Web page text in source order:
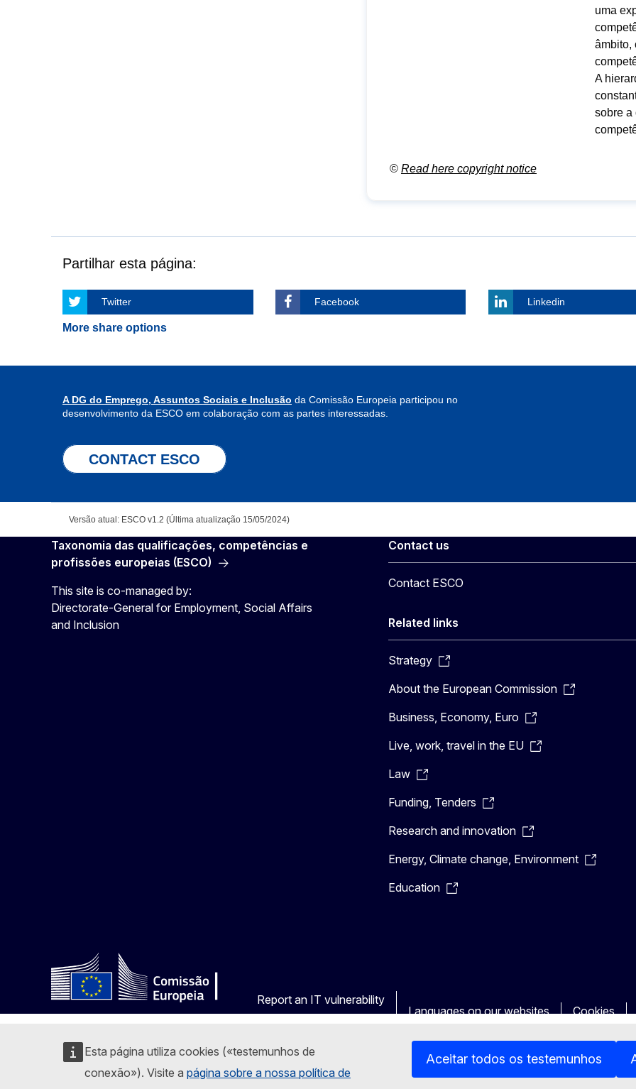
Esta página utiliza cookies («testemunhos de
conexão»). Visite a página sobre a nossa política de
Aceitar todos os testemunhos
uma
âmbito,
A
sobre a
© Read here copyright notice
Partilhar esta página:
Twitter Facebook Linkedin
More share options
A DG do Emprego, Assuntos Sociais e Inclusão da Comissão Europeia participou no
desenvolvimento da ESCO em colaboração com as partes interessadas.
CONTACT ESCO
Versão atual: ESCO v1.2 (Última atualização 15/05/2024)
Taxonomia das qualificações, competências e
profissões europeias (ESCO)
This site is co-managed by:
Directorate-General for Employment, Social Affairs
and Inclusion
Contact us
Contact ESCO
Related links
Strategy
About the European Commission
Business, Economy, Euro
Live, work, travel in the EU
Law
Funding, Tenders
Research and innovation
Energy, Climate change, Environment
Education
Report an IT vulnerability
Languages on our websites
Cookies